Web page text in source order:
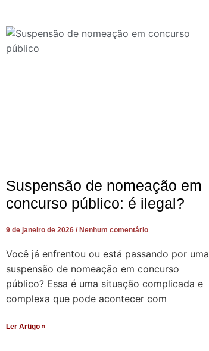
Suspensão de nomeação em
concurso público: é ilegal?
9 de janeiro de 2026 Nenhum comentário
Você já enfrentou ou está passando por uma
suspensão de nomeação em concurso
público? Essa é uma situação complicada e
complexa que pode acontecer com
Ler Artigo »